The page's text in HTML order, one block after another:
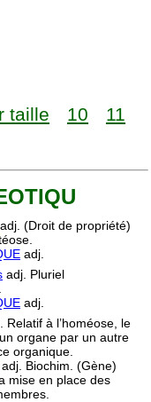
taille 10
11
adj. (Droit de propriété)
adj.
adj. Pluriel
adj.
Relatif à l’homéose, le
organe par un autre
organique.
adj. Biochim. (Gène)
mise en place des